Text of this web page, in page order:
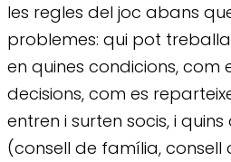
les regles del joc abans
problemes: qui pot
en quines condicions, com
decisions, com es
entren i surten socis, i
(consell de família,